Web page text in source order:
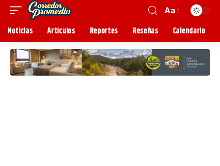
Aa
Noticias Artículos Reportes Reseñas Calendario